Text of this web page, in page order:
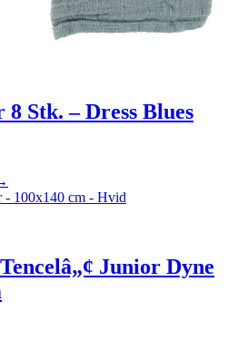
Stk. – Dress Blues
Junior Dyne